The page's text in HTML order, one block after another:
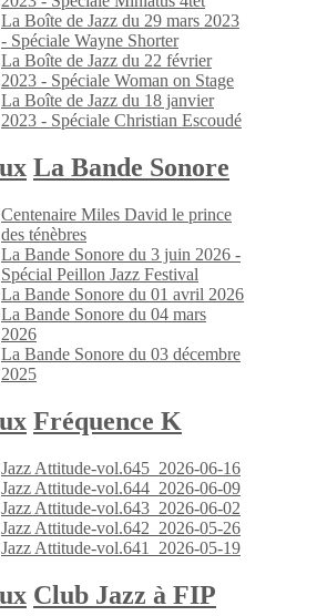
La Boîte de Jazz du 29 mars 2023
- Spéciale Wayne Shorter
La Boîte de Jazz du 22 février
2023 - Spéciale Woman on Stage
La Boîte de Jazz du 18 janvier
2023 - Spéciale Christian Escoudé
La Bande Sonore
Centenaire Miles David le prince
des ténèbres
La Bande Sonore du 3 juin 2026 -
Spécial Peillon Jazz Festival
La Bande Sonore du 01 avril 2026
La Bande Sonore du 04 mars
2026
La Bande Sonore du 03 décembre
2025
Fréquence K
Jazz Attitude-vol.645_2026-06-16
Jazz Attitude-vol.644_2026-06-09
Jazz Attitude-vol.643_2026-06-02
Jazz Attitude-vol.642_2026-05-26
Jazz Attitude-vol.641_2026-05-19
Club Jazz à FIP